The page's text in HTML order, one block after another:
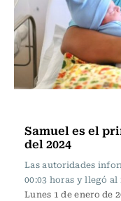
Samuel es el
del 2024
Las autoridades
00:03 horas y llegó
Lunes 1 de enero de